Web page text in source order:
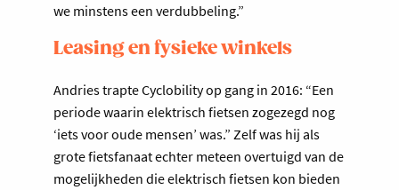
we minstens een verdubbeling.”
Leasing en fysieke winkels
Andries trapte Cyclobility op gang in 2016: “Een
periode waarin elektrisch fietsen zogezegd nog
‘iets voor oude mensen’ was.” Zelf was hij als
grote fietsfanaat echter meteen overtuigd van de
mogelijkheden die elektrisch fietsen kon bieden